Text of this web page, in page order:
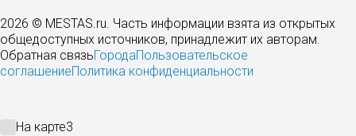
2026 © MESTAS.ru. Часть информации взята из открытых
общедоступных источников, принадлежит их авторам.
Обратная связьГородаПользовательское
соглашениеПолитика конфиденциальности
На карте3